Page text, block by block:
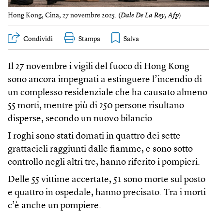
Hong Kong, Cina, 27 novembre 2025. (Dale De La Rey, Afp)
Condividi Stampa
Il 27 novembre i vigili del fuoco di Hong Kong
sono ancora impegnati a estinguere l’incendio di
un complesso residenziale che ha causato almeno
55 morti, mentre più di 250 persone risultano
disperse, secondo un nuovo bilancio.
I roghi sono stati domati in quattro dei sette
grattacieli raggiunti dalle fiamme, e sono sotto
controllo negli altri tre, hanno riferito i pompieri.
Delle 55 vittime accertate, 51 sono morte sul posto
e quattro in ospedale, hanno precisato. Tra i morti
c’è anche un pompiere.